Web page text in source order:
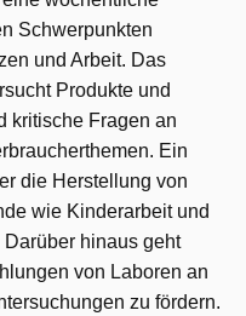
Schwerpunkten
und Arbeit. Das
Produkte und
kritische Fragen an
Ein
die Herstellung von
wie Kinderarbeit und
hinaus geht
von Laboren an
zu fördern.